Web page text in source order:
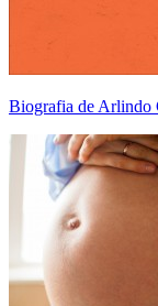
Biografia de Arlindo